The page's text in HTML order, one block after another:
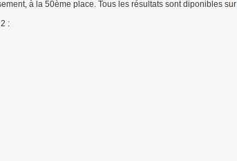
à la 50ème place. Tous les résultats sont diponibles sur
: